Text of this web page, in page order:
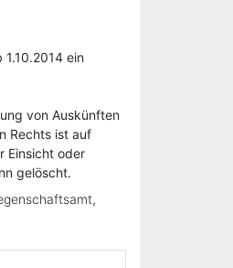
ein
von Auskünften
Rechts ist auf
Einsicht oder
gelöscht.